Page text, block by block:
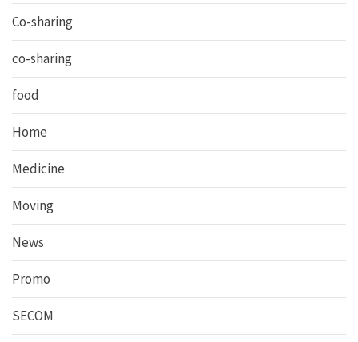
Co-sharing
co-sharing
food
Home
Medicine
Moving
News
Promo
SECOM